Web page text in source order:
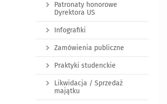
Patronaty honorowe
Dyrektora US
Infografiki
Zamówienia publiczne
Praktyki studenckie
Likwidacja / Sprzedaż
majątku